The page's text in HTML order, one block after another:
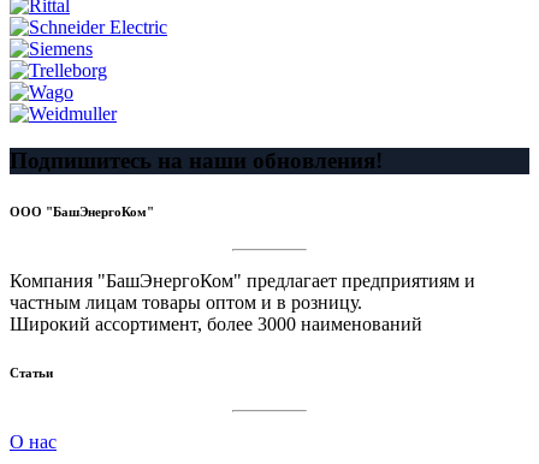
Подпишитесь на наши обновления!
ООО "БашЭнергоКом"
Компания "БашЭнергоКом" предлагает предприятиям и
частным лицам товары оптом и в розницу.
Широкий ассортимент, более 3000 наименований
Статьи
О нас